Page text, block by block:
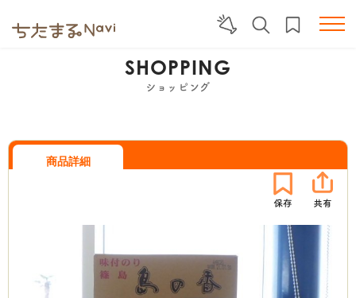
SHOPPING
ショッピング
商品詳細